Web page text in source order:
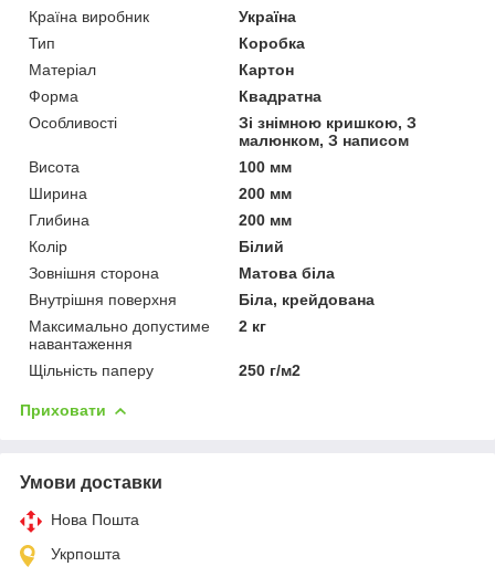
Країна виробник
Україна
Тип
Коробка
Матеріал
Картон
Форма
Квадратна
Особливості
Зі знімною кришкою, З
малюнком, З написом
Висота
100 мм
Ширина
200 мм
Глибина
200 мм
Колір
Білий
Зовнішня сторона
Матова біла
Внутрішня поверхня
Біла, крейдована
Максимально допустиме
навантаження
2 кг
Щільність паперу 250 г/м2
Приховати
Умови доставки
Нова Пошта
Укрпошта